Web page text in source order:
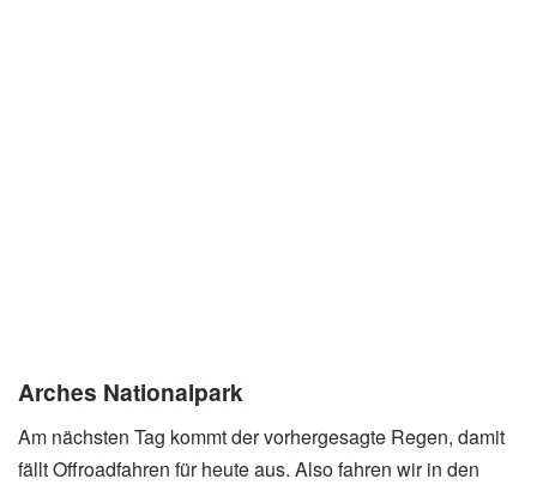
Arches Nationalpark
Am nächsten Tag kommt der vorhergesagte Regen, damit
fällt Offroadfahren für heute aus. Also fahren wir in den